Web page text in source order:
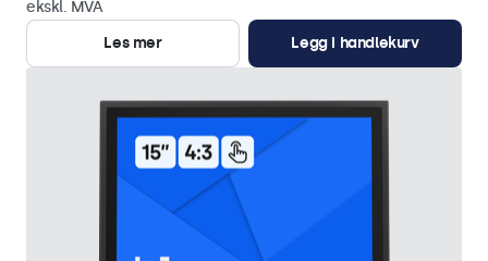
ekskl. MVA
Les mer
Legg i handlekurv